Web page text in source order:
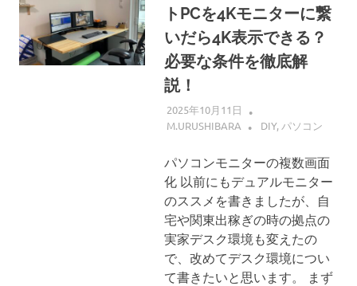
トPCを4Kモニターに繋
いだら4K表示できる？
必要な条件を徹底解
説！
2025年10月11日
M.URUSHIBARA
DIY, パソコン
パソコンモニターの複数画面
化 以前にもデュアルモニター
のススメを書きましたが、自
宅や関東出稼ぎの時の拠点の
実家デスク環境も変えたの
で、改めてデスク環境につい
て書きたいと思います。 まず